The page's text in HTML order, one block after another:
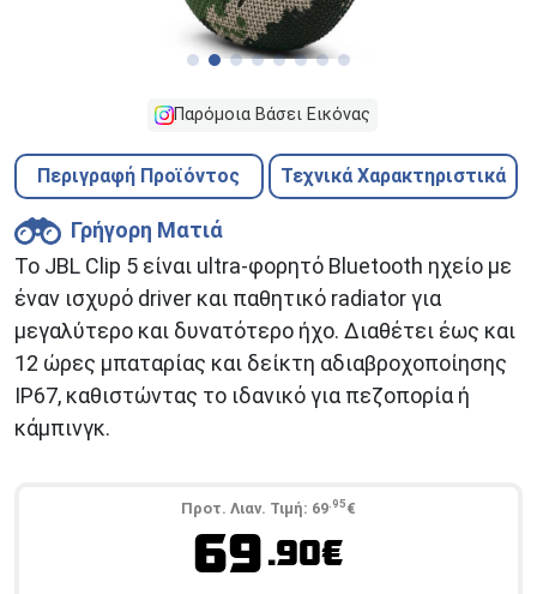
Παρόμοια Βάσει Εικόνας
Περιγραφή Προϊόντος Τεχνικά Χαρακτηριστικά
Γρήγορη Ματιά
Το JBL Clip 5 είναι ultra-φορητό Bluetooth ηχείο με
έναν ισχυρό driver και παθητικό radiator για
μεγαλύτερο και δυνατότερο ήχο. Διαθέτει έως και
12 ώρες μπαταρίας και δείκτη αδιαβροχοποίησης
IP67, καθιστώντας το ιδανικό για πεζοπορία ή
κάμπινγκ.
Προτ. Λιαν. Τιμή: 69.95€
69.90€